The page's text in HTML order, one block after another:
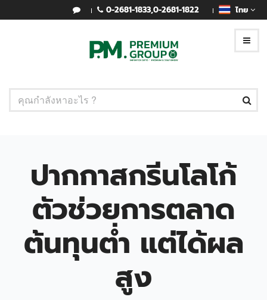
0-2681-1833,0-2681-1822 ไทย
ปากกาสกรีนโลโก้
ตัวช่วยการตลาด
ต้นทุนต่ำ แต่ได้ผล
สูง